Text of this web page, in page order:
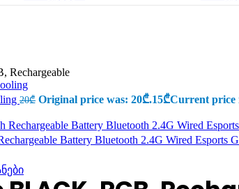
Rechargeable
20₾ Original price was: 20₾.15₾Current price
Battery Bluetooth 2.4G Wired Esports